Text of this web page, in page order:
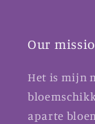
Our
Het is mijn
aparte